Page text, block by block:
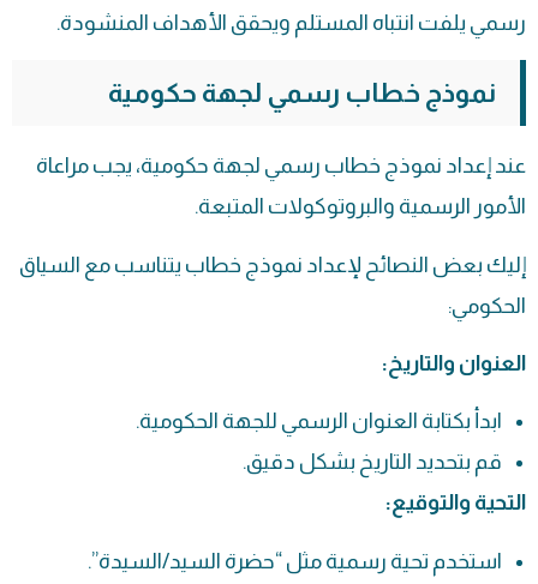
رسمي يلفت انتباه المستلم ويحقق الأهداف المنشودة.
نموذج خطاب رسمي لجهة حكومية
عند إعداد نموذج خطاب رسمي لجهة حكومية، يجب مراعاة
الأمور الرسمية والبروتوكولات المتبعة.
إليك بعض النصائح لإعداد نموذج خطاب يتناسب مع السياق
الحكومي:
العنوان والتاريخ:
ابدأ بكتابة العنوان الرسمي للجهة الحكومية.
قم بتحديد التاريخ بشكل دقيق.
التحية والتوقيع:
استخدم تحية رسمية مثل “حضرة السيد/السيدة”.